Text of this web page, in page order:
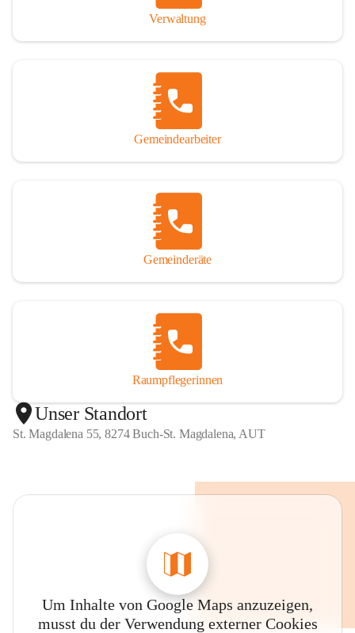
Verwaltung
Gemeindearbeiter
Gemeinderäte
Raumpflegerinnen
Unser Standort
St. Magdalena 55, 8274 Buch-St. Magdalena, AUT
Um Inhalte von Google Maps anzuzeigen,
musst du der Verwendung externer Cookies